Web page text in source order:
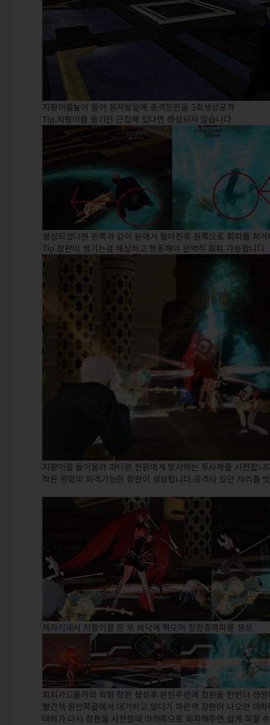
지팡이를높이 들어 유저발밑에 충격장판을 3회생성공격
Tip.지팡이를 들기전 근접해 있다면 생성되지 않습니다
생성되었다면 왼쪽과 같이 원에서 멀어진후 원쪽으로 회피를 하
Tip.장판이 생기는걸 예상하고 행동해야 완벽히 회피 가능합니다
지팡이를 들어올려 파티원 전원에게 발사하는 투사체를 시전합
작은 원형의 피격가능한 장판이 생성됩니다.공격시 있던 자리를
제자리에서 지팡이를 든 후 바닥에 찍으며 장판충격파를 생성
회피가드불가의 외형 장판 생성후 본인주변에 장판을 한번더 생
빨간색 원안쪽끝에서 대기하고 있다가 파란색 장판이 나오면 마
마하가 다시 장판을 시전할때 마하쪽으로 회피해주면 쉽게 피할